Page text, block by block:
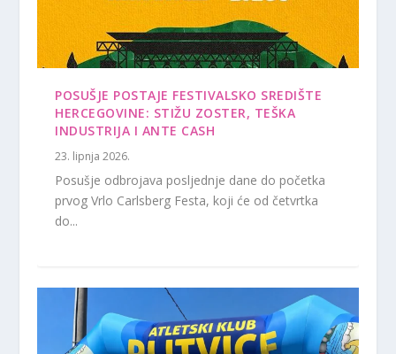
POSUŠJE POSTAJE FESTIVALSKO SREDIŠTE
HERCEGOVINE: STIŽU ZOSTER, TEŠKA
INDUSTRIJA I ANTE CASH
23. lipnja 2026.
Posušje odbrojava posljednje dane do početka
prvog Vrlo Carlsberg Festa, koji će od četvrtka
do...